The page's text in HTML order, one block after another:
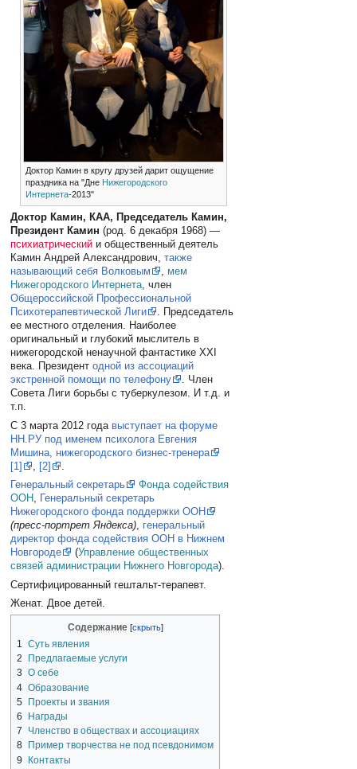
Доктор Камин в кругу друзей дарит ощущение
праздника на "Дне Нижегородского
Интернета-2013"
Доктор Камин, КАА, Председатель Камин,
Президент Камин (род. 6 декабря 1968) —
психиатрический и общественный деятель
Камин Андрей Александрович,также
называющий себя Волковым
, мем
Нижегородского Интернета, член
Общероссийской Профессиональной
Психотерапевтической Лиги
. Председатель
ее местного отделения. Наиболее
оригинальный и глубокий мыслитель в
нижегородской ненаучной фантастике ХХI
века. Президентодной из ассоциаций
экстренной помощи по телефону
. Член
Совета Лиги борьбы с туберкулезом. И т.д. и
т.п.
С 3 марта 2012 года выступает на форуме
НН.РУ под именем психолога Евгения
Мишина, нижегородского бизнес-тренера
[1]
[2]
Генеральный секретарь
Фонда содействия
ООН , Генеральный секретарь
Нижегородского фонда поддержки ООН
(пресс-портрет Яндекса), генеральный
директор фонда содействия ООН в Нижнем
Новгороде
(Управление общественных
связей администрации Нижнего Новгорода).
Сертифицированный гештальт-терапевт.
Женат. Двое детей.
Содержание
1
Суть явления
2
Предлагаемые услуги
3
О себе
4 Образование
5 Проекты и звания
6
Награды
7
Членство в обществах и ассоциациях
8
Пример творчества не под псевдонимом
9
Контакты